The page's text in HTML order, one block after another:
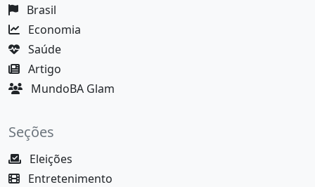
Brasil
Economia
Saúde
Artigo
MundoBA Glam
Seções
Eleições
Entretenimento